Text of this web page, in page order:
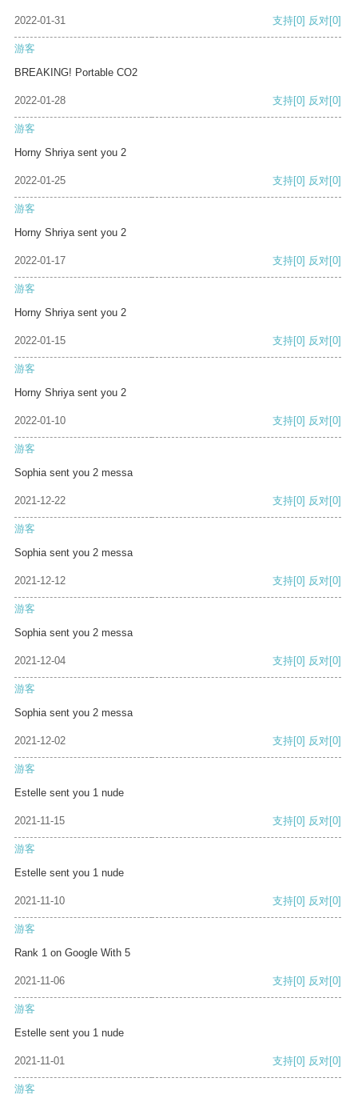
2022-01-31 支持[0] 反对[0]
游客
BREAKING! Portable CO2
2022-01-28 支持[0] 反对[0]
游客
Horny Shriya sent you 2
2022-01-25 支持[0] 反对[0]
游客
Horny Shriya sent you 2
2022-01-17 支持[0] 反对[0]
游客
Horny Shriya sent you 2
2022-01-15 支持[0] 反对[0]
游客
Horny Shriya sent you 2
2022-01-10 支持[0] 反对[0]
游客
Sophia sent you 2 messa
2021-12-22 支持[0] 反对[0]
游客
Sophia sent you 2 messa
2021-12-12 支持[0] 反对[0]
游客
Sophia sent you 2 messa
2021-12-04 支持[0] 反对[0]
游客
Sophia sent you 2 messa
2021-12-02 支持[0] 反对[0]
游客
Estelle sent you 1 nude
2021-11-15 支持[0] 反对[0]
游客
Estelle sent you 1 nude
2021-11-10 支持[0] 反对[0]
游客
Rank 1 on Google With 5
2021-11-06 支持[0] 反对[0]
游客
Estelle sent you 1 nude
2021-11-01 支持[0] 反对[0]
游客